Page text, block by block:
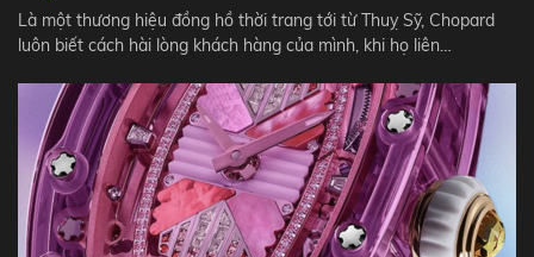
Là một thương hiệu đồng hồ thời trang tới từ Thuỵ Sỹ, Chopard
luôn biết cách hài lòng khách hàng của mình, khi họ liên…